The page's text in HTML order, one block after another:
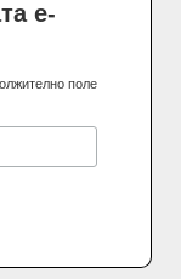
е-
поле